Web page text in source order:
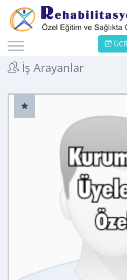
İş Arayanlar